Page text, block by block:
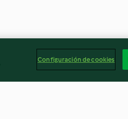
Configuración de cookies